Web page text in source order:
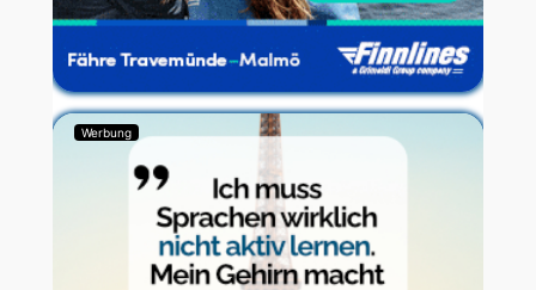
Werbung